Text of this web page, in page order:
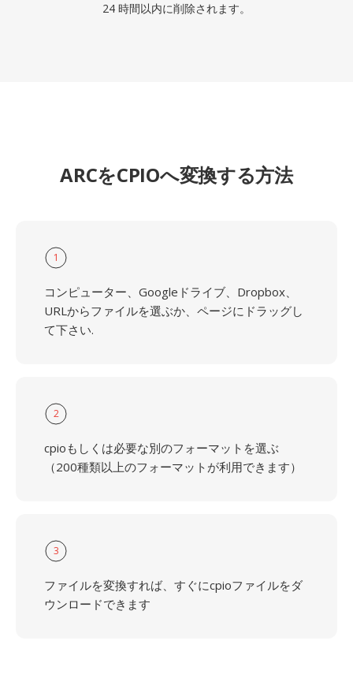
24 時間以内に削除されます。
ARCをCPIOへ変換する方法
1
コンピューター、Googleドライブ、Dropbox、
URLからファイルを選ぶか、ページにドラッグし
て下さい.
2
cpioもしくは必要な別のフォーマットを選ぶ
（200種類以上のフォーマットが利用できます）
3
ファイルを変換すれば、すぐにcpioファイルをダ
ウンロードできます